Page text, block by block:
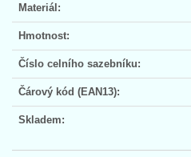
Materiál:
Hmotnost:
Číslo celního sazebníku:
Čárový kód (EAN13):
Skladem: